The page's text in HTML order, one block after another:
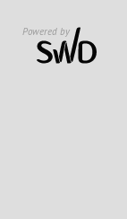
Powered by